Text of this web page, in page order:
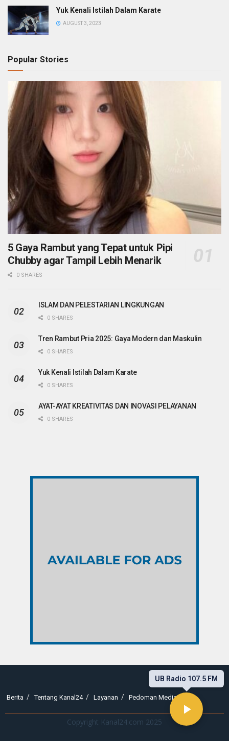
Yuk Kenali Istilah Dalam Karate
AUGUST 3, 2023
Popular Stories
5 Gaya Rambut yang Tepat untuk Pipi
Chubby agar Tampil Lebih Menarik
0 SHARES
ISLAM DAN PELESTARIAN LINGKUNGAN
0 SHARES
Tren Rambut Pria 2025: Gaya Modern dan Maskulin
0 SHARES
Yuk Kenali Istilah Dalam Karate
0 SHARES
AYAT-AYAT KREATIVITAS DAN INOVASI PELAYANAN
0 SHARES
UB Radio 107.5 FM
Berita Tentang Kanal24 Layanan Pedoman Media Siber
Copyright Kanal24.com 2025